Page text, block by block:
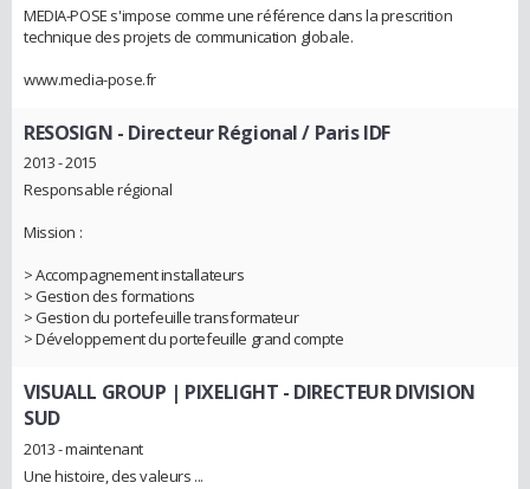
MEDIA-POSE s'impose comme une référence dans la prescrition
technique des projets de communication globale.
www.media-pose.fr
RESOSIGN - Directeur Régional / Paris IDF
2013 - 2015
Responsable régional
Mission :
> Accompagnement installateurs
> Gestion des formations
> Gestion du portefeuille transformateur
> Développement du portefeuille grand compte
VISUALL GROUP | PIXELIGHT - DIRECTEUR DIVISION
SUD
2013 - maintenant
Une histoire, des valeurs ...